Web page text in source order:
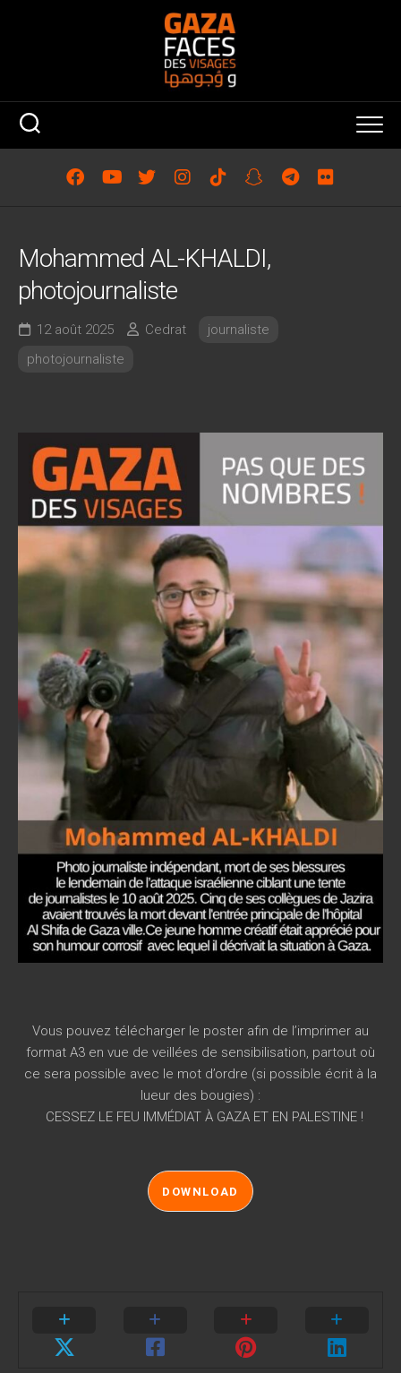
Mohammed AL-KHALDI,
photojournaliste
12 août 2025 Cedrat
journaliste
photojournaliste
Vous pouvez télécharger le poster afin de l’imprimer au
format A3 en vue de veillées de sensibilisation, partout où
ce sera possible avec le mot d’ordre (si possible écrit à la
lueur des bougies) :
CESSEZ LE FEU IMMÉDIAT À GAZA ET EN PALESTINE !
DOWNLOAD